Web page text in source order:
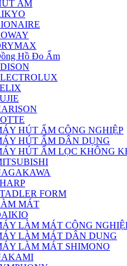
ẨM
Hồ Đo Ẩm
HÚT ẨM CÔNG NGHIỆP
HÚT ẨM DÂN DỤNG
HÚT ẨM LỌC KHÔNG
FORM
MÁT
LÀM MÁT CÔNG
LÀM MÁT DÂN DỤNG
LÀM MÁT SHIMONO